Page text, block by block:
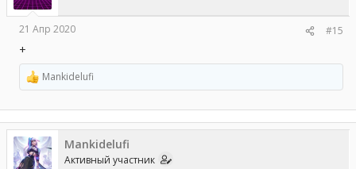
:
21 Апр 2020 #15
+
Р
е
а
к
ц
и
и
Mankidelufi
Mankidelufi
Активный участник